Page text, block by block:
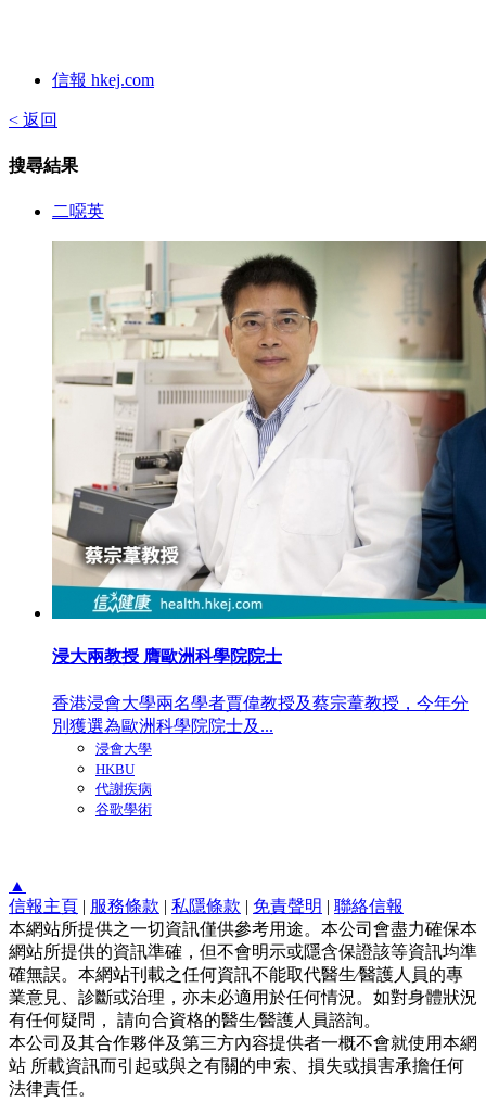
信報 hkej.com
< 返回
搜尋結果
二噁英
浸大兩教授 膺歐洲科學院院士
香港浸會大學兩名學者賈偉教授及蔡宗葦教授，今年分
別獲選為歐洲科學院院士及...
浸會大學
HKBU
代謝疾病
谷歌學術
▲
信報主頁 | 服務條款 | 私隱條款 | 免責聲明 | 聯絡信報
本網站所提供之一切資訊僅供參考用途。本公司會盡力確保本
網站所提供的資訊準確，但不會明示或隱含保證該等資訊均準
確無誤。本網站刊載之任何資訊不能取代醫生∕醫護人員的專
業意見、診斷或治理，亦未必適用於任何情況。如對身體狀況
有任何疑問， 請向合資格的醫生∕醫護人員諮詢。
本公司及其合作夥伴及第三方內容提供者一概不會就使用本網
站 所載資訊而引起或與之有關的申索、損失或損害承擔任何
法律責任。